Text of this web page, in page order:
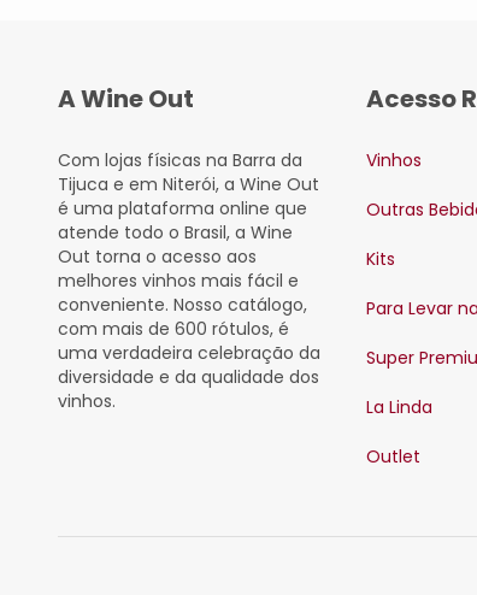
A Wine Out
Com lojas físicas na Barra da
Tijuca e em Niterói, a Wine Out
é uma plataforma online que
atende todo o Brasil, a Wine
Out torna o acesso aos
melhores vinhos mais fácil e
conveniente. Nosso catálogo,
com mais de 600 rótulos, é
uma verdadeira celebração da
diversidade e da qualidade dos
vinhos.
Acesso
Vinhos
Outras
Kits
Para Levar
Super
La Linda
Outlet